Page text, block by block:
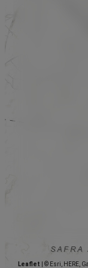
Leaflet
© Esri, HERE,